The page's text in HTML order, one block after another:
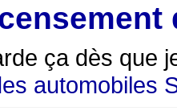
ça dès que
automobiles